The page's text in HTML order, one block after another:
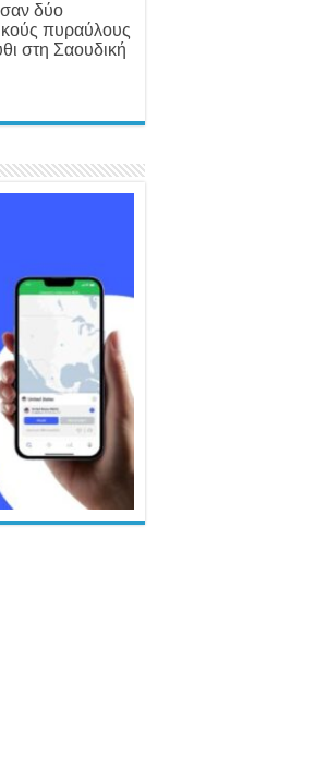
δύο
πυραύλους
στη Σαουδική